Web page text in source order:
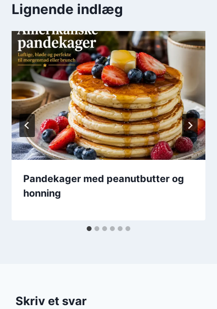
Lignende indlæg
Pandekager med peanutbutter og
honning
Skriv et svar